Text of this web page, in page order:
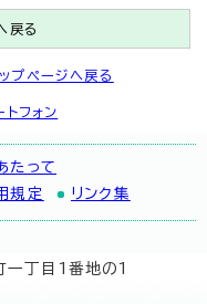
戻る
ップページへ戻る
トフォン
たって
規定 リンク集
一丁目1番地の1